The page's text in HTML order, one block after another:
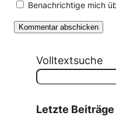
Benachrichtige mich
Volltextsuche
Letzte Beiträge